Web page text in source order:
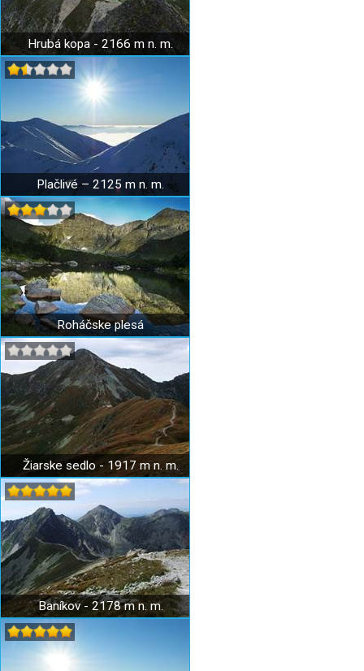
Hrubá kopa - 2166 m n. m.
Plačlivé – 2125 m n. m.
Roháčske plesá
Žiarske sedlo - 1917 m n. m.
Baníkov - 2178 m n. m.